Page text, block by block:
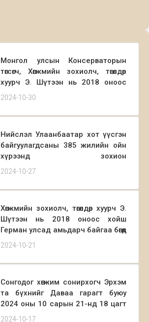
Монгол улсын Консерваторын
төгсөгч, Хөгжмийн зохиолч, төгөлдөр
хуурч Э. Шүтээн нь 2018 оноос
хойш Герман улсад амьдарч
Герман жазз квартетынхаа
тоглолт, нээлттэй ярилцлага
хосолсон арга хэмжээг
2024.10.29 өдөр Концертын А
зааланд зохион байгууллаа.
2024-10-30
Нийслэл Улаанбаатар хот үүсгэн
байгуулагдсаны 385 жилийн ойн
хүрээнд зохион
байгуулагдсан Монгол Улсын
Ардын жүжигчин
дахь удаагийн “Хүүхдийн найрал
дууны наадам”-н хүндэтгэлийн
ГАЛА тоглолтод Монгол улсын
Консерваторын Үлээвэр найрал
Ардын бүжиг ангийн сурагчид /
А.Хосбаяр,С.Цэцгээ/ оролцож
уран бүтээлийн тоглолтоо
хүргэлээ.
2024-10-27
Хөгжмийн зохиолч, төгөлдөр хуурч Э.
Шүтээн нь 2018 оноос хойш
Герман улсад амьдарч байгаа бөгөөд
анх удаа Монголдоо Герман жазз
Монгол Улсын Консерваторт
хэмжээг зохион байгуулах гэж
байна.
2024-10-21
Сонгодог хөгжим сонирхогч Эрхэм
та бүхнийг Даваа гарагт буюу
2024 оны 10 сарын 21-нд 18 цагт
Консерваторын Концертын
2024-10-17